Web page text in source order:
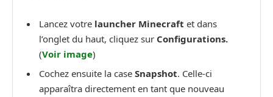
Lancez votre launcher Minecraft et dans
l’onglet du haut, cliquez sur Configurations.
(Voir image)
Cochez ensuite la case Snapshot. Celle-ci
apparaîtra directement en tant que nouveau